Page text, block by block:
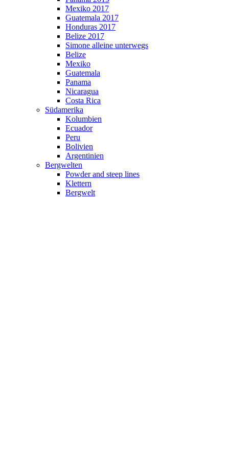
Mexiko 2017
Guatemala 2017
Honduras 2017
Belize 2017
Simone alleine unterwegs
Belize
Mexiko
Guatemala
Panama
Nicaragua
Costa Rica
Südamerika
Kolumbien
Ecuador
Peru
Bolivien
Argentinien
Bergwelten
Powder and steep lines
Klettern
Bergwelt